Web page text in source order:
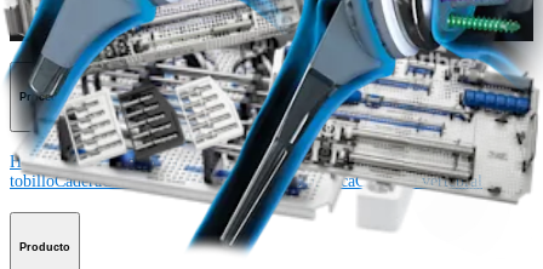
Procedimiento
HombroRodillaCodoMano y muñecaPie y
tobilloCaderaOrtobiológicosCirugía cardiotorácicaColumna vertebral
Producto